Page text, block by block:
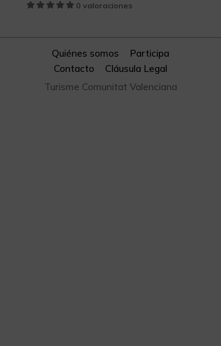
0 valoraciones
Quiénes somos
Participa
Contacto
Cláusula Legal
Turisme Comunitat Valenciana